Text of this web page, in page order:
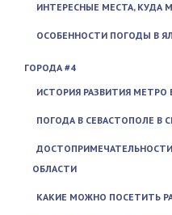
ИНТЕРЕСНЫЕ МЕСТА, КУДА
ОСОБЕННОСТИ ПОГОДЫ В
ГОРОДА #4
ИСТОРИЯ РАЗВИТИЯ
ПОГОДА В СЕВАСТОПОЛЕ В
ОБЛАСТИ
КАКИЕ МОЖНО ПОСЕТИТЬ